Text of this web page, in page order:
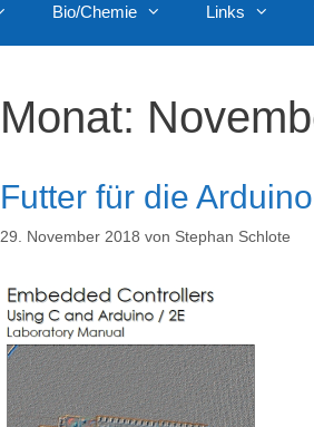
Bio/Chemie Links
Monat:
Futter für die
29. November 2018 von Stephan Schlote